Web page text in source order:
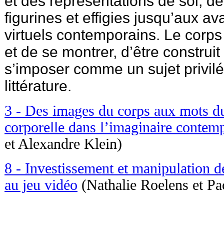
figurines et effigies jusqu’aux
virtuels contemporains. Le
et de se montrer, d’être
s’imposer comme un sujet
littérature.
3 - Des images du corps aux mots
corporelle dans l’imaginaire
et Alexandre Klein)
8 - Investissement et manipulation
au jeu vidéo (Nathalie Roelens et